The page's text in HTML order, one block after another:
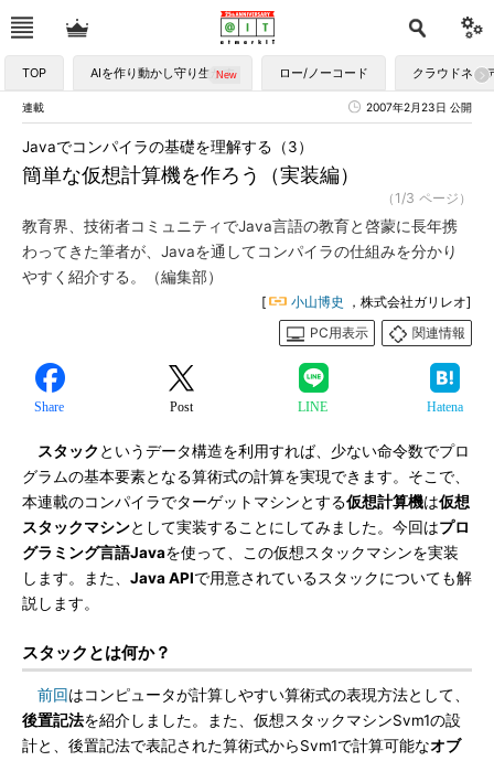
TOP AIを作り動かし守り生かす ロー/ノーコード クラウドネイ
連載 2007年2月23日 公開
簡単な仮想計算機を作ろう（実装編）
Javaでコンパイラの基礎を理解する（3）
（1/3 ページ）
教育界、技術者コミュニティでJava言語の教育と啓蒙に長年携
わってきた筆者が、Javaを通してコンパイラの仕組みを分かり
やすく紹介する。（編集部）
[ 小山博史
，株式会社ガリレオ]
PC用表示
関連情報
Share Post LINE Hatena
スタック というデータ構造を利用すれば、少ない命令数でプロ
グラムの基本要素となる算術式の計算を実現できます。そこで、
本連載のコンパイラでターゲットマシンとする仮想計算機は仮想
スタックマシンとして実装することにしてみました。今回はプロ
グラミング言語Javaを使って、この仮想スタックマシンを実装
します。また、 Java APIで用意されているスタックについても解
説します。
スタックとは何か？
前回はコンピュータが計算しやすい算術式の表現方法として、
後置記法を紹介しました。また、仮想スタックマシンSvm1の設
計と、後置記法で表記された算術式からSvm1で計算可能なオブ